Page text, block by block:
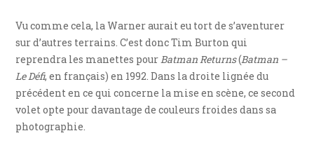
Vu comme cela, la Warner aurait eu tort de s’aventurer
sur d’autres terrains. C’est donc Tim Burton qui
reprendra les manettes pourBatman Returns(Batman –
Le Défi, en français) en 1992. Dans la droite lignée du
précédent en ce qui concerne la mise en scène, ce second
volet opte pour davantage de couleurs froides dans sa
photographie.